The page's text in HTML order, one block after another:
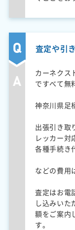
査定や引
カーネクス
ですべて無
神奈川県足
出張引き取
レッカー対
各種手続き
などの費用
査定はお電
し込みいた
額をご案内
す。